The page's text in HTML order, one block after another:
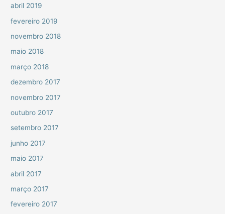
abril 2019
fevereiro 2019
novembro 2018
maio 2018
março 2018
dezembro 2017
novembro 2017
outubro 2017
setembro 2017
junho 2017
maio 2017
abril 2017
março 2017
fevereiro 2017